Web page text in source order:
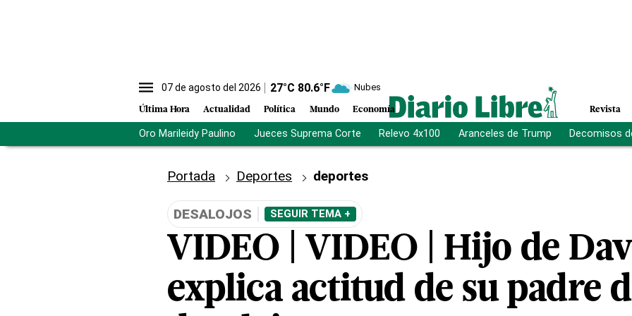
07 de agosto del 2026 27°C 80.6°F Nubes
Última Hora Actualidad Política Mundo Economía Revista
Oro Marileidy Paulino Jueces Suprema Corte Relevo 4x100 Aranceles de Trump Decomisos
Portada Deportes deportes
DESALOJOS SEGUIR TEMA +
VIDEO | VIDEO | Hijo de
explica actitud de su padre